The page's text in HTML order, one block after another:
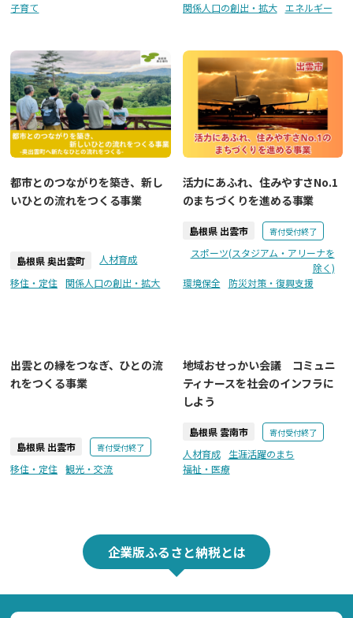
子育て
関係人口の創出・拡大
エネルギー
都市とのつながりを築き、新し
いひとの流れをつくる事業
島根県 奥出雲町
人材育成
移住・定住
関係人口の創出・拡大
活力にあふれ、住みやすさNo.1
のまちづくりを進める事業
島根県 出雲市 寄付受付終了
スポーツ(スタジアム・アリーナを
除く)
環境保全
防災対策・復興支援
出雲との縁をつなぎ、ひとの流
れをつくる事業
島根県 出雲市 寄付受付終了
移住・定住 観光・交流
地域おせっかい会議 コミュニ
ティナースを社会のインフラに
しよう
島根県 雲南市 寄付受付終了
人材育成
生涯活躍のまち
福祉・医療
企業版ふるさと納税とは